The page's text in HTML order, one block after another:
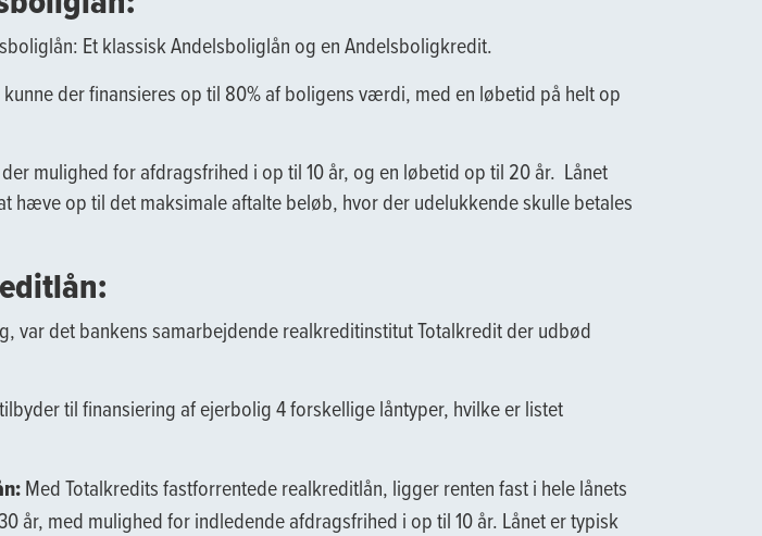
Et klassisk Andelsboliglån og en Andelsboligkredit.
der finansieres op til 80% af boligens værdi, med en løbetid på helt op
mulighed for afdragsfrihed i op til 10 år, og en løbetid op til 20 år. Lånet
hæve op til det maksimale aftalte beløb, hvor der udelukkende skulle betales
var det bankens samarbejdende realkreditinstitut Totalkredit der udbød
til finansiering af ejerbolig 4 forskellige låntyper, hvilke er listet
Med Totalkredits fastforrentede realkreditlån, ligger renten fast i hele lånets
år, med mulighed for indledende afdragsfrihed i op til 10 år. Lånet er typisk